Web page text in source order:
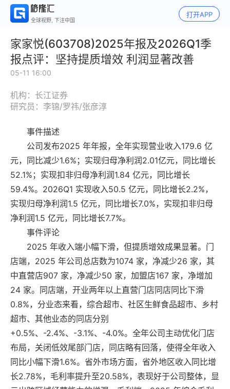
全球视野, 下注中国
打开APP
家家悦(603708)2025年报及2026Q1季
报点评：坚持提质增效 利润显著改善
05-11 16:00
机构：长江证券
研究员：李锦/罗祎/张彦淳
事件描述
公司发布2025 年年报，全年实现营业收入179.6 亿
元，同比减少1.6%；实现归母净利润2.01亿元，同比增长
52.1%；实现扣非归母净利润1.84 亿元，同比增长
59.4%。2026Q1 实现收入50.5 亿元，同比增长2.2%，
实现归母净利润1.5 亿元，同比增长7.0%，实现扣非归母
净利润1.5 亿元，同比增长7.7%。
事件评论
2025 年收入端小幅下滑，但提质增效成果显著。门
店端，2025 年公司总店数为1074 家，净减少26 家，其
中直营店907 家，净减少50 家，加盟店167 家，净增加
24 家。同店端，开业两年以上直营门店同店同比下滑
0.8%，分业态来看，综合超市、社区生鲜食品超市、乡村
超市、其他业态的同店分别
+0.5%、-2.4%、-3.1%、-4.0%。全年公司主动优化门店
布局，关闭低效尾部门店，同店略有回落，使得全年收入
同比小幅下滑1.6%。省外市场方面，省外地区收入同比增
长2.78%，毛利率提升至20.58%，表现好于公司整体，显